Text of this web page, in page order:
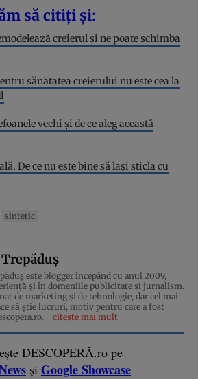
să citiți și:
creierul și ne poate schimba
sănătatea creierului nu este cea la
vechi și de ce aleg această
De ce nu este bine să lași sticla cu
sintetic
este blogger începând cu anul 2009,
și în domeniile publicitate și jurnalism.
de marketing și de tehnologie, dar cel mai
să știe lucruri, motiv pentru care a fost
citește mai mult
DESCOPERĂ.ro pe
și Google Showcase